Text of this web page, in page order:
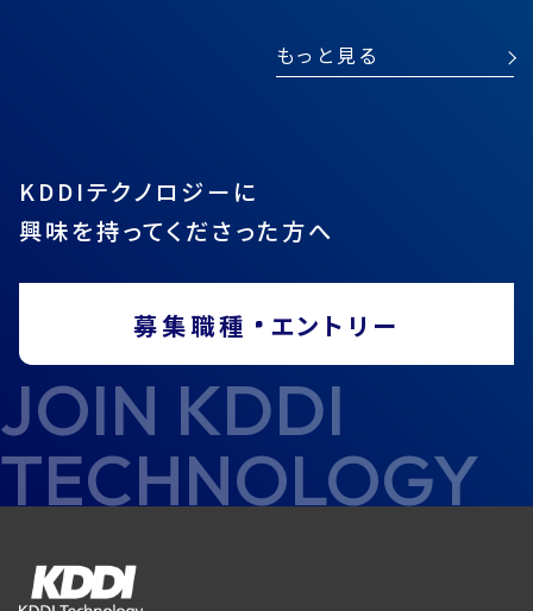
JOIN KDDI
TECHNOLOGY
もっと見る
KDDIテクノロジーに
興味を持ってくださった方へ
募集職種 エントリー